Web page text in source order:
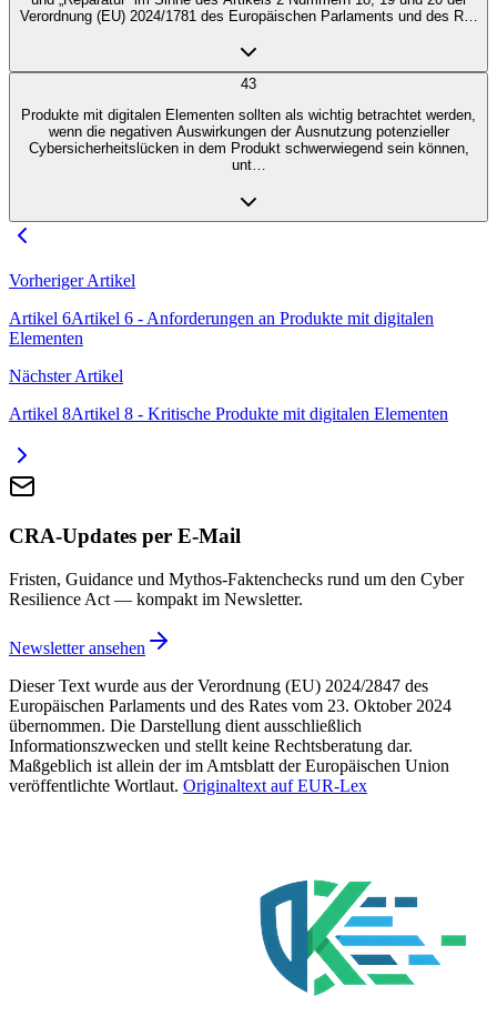
Verordnung (EU) 2024/1781 des Europäischen Parlaments und des R…
43
Produkte mit digitalen Elementen sollten als wichtig betrachtet werden,
wenn die negativen Auswirkungen der Ausnutzung potenzieller
Cybersicherheitslücken in dem Produkt schwerwiegend sein können,
unt…
Vorheriger Artikel
Artikel 6Artikel 6 - Anforderungen an Produkte mit digitalen
Elementen
Nächster Artikel
Artikel 8Artikel 8 - Kritische Produkte mit digitalen Elementen
CRA-Updates per E-Mail
Fristen, Guidance und Mythos-Faktenchecks rund um den Cyber
Resilience Act — kompakt im Newsletter.
Newsletter ansehen
Dieser Text wurde aus der Verordnung (EU) 2024/2847 des
Europäischen Parlaments und des Rates vom 23. Oktober 2024
übernommen. Die Darstellung dient ausschließlich
Informationszwecken und stellt keine Rechtsberatung dar.
Maßgeblich ist allein der im Amtsblatt der Europäischen Union
veröffentlichte Wortlaut. Originaltext auf EUR-Lex